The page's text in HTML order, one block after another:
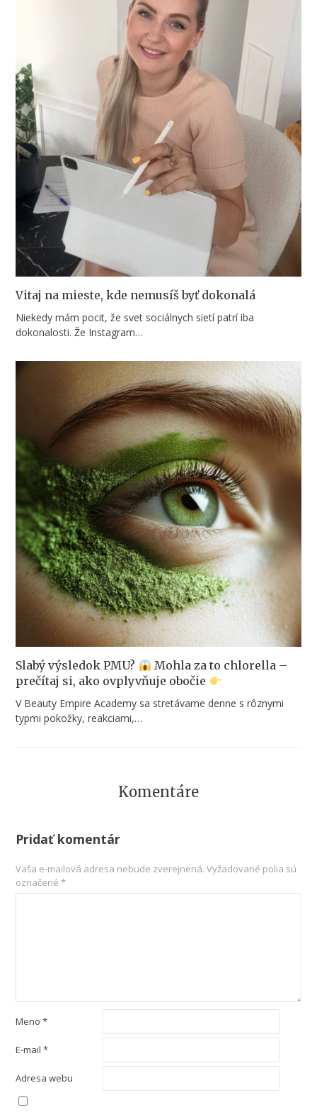
Vitaj na mieste, kde nemusíš byť dokonalá
Niekedy mám pocit, že svet sociálnych sietí patrí iba
dokonalosti. Že Instagram…
Slabý výsledok PMU?
Mohla za to chlorella –
prečítaj si, ako ovplyvňuje obočie
V Beauty Empire Academy sa stretávame denne s rôznymi
typmi pokožky, reakciami,…
Komentáre
Pridať komentár
Vaša e-mailová adresa nebude zverejnená. Vyžadované polia sú
označené*
Meno*
E-mail*
Adresa webu